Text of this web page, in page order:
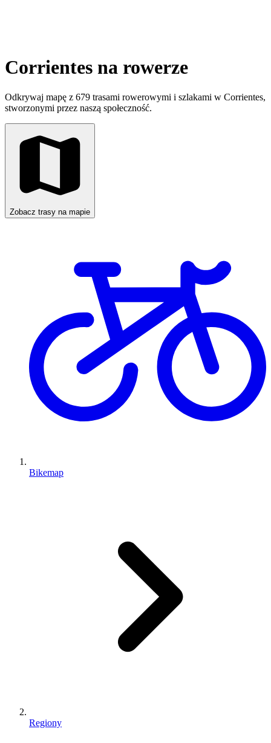
Corrientes na rowerze
Odkrywaj mapę z 679 trasami rowerowymi i szlakami w Corrientes,
stworzonymi przez naszą społeczność.
Zobacz trasy na mapie
Bikemap
Regiony